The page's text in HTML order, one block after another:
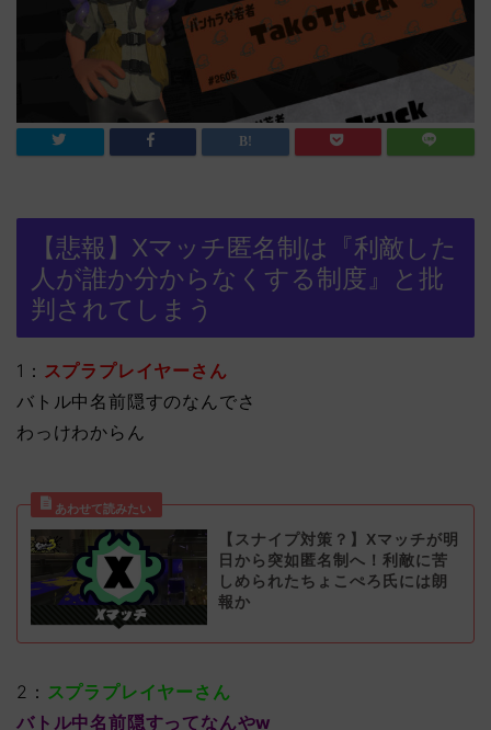
【悲報】Xマッチ匿名制は『利敵した
人が誰か分からなくする制度』と批
判されてしまう
1： スプラプレイヤーさん
バトル中名前隠すのなんでさ
わっけわからん
【スナイプ対策？】Xマッチが明
日から突如匿名制へ！利敵に苦
しめられたちょこぺろ氏には朗
報か
2： スプラプレイヤーさん
バトル中名前隠すってなんやw